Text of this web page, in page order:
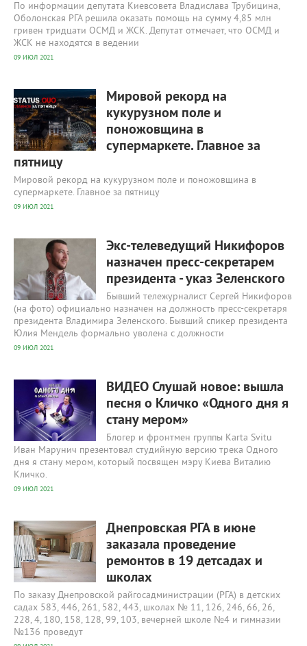
По информации депутата Киевсовета Владислава Трубицина,
Оболонская РГА решила оказать помощь на сумму 4,85 млн
гривен тридцати ОСМД и ЖСК. Депутат отмечает, что ОСМД и
ЖСК не находятся в ведении
09 ИЮЛ 2021
Мировой рекорд на
кукурузном поле и
поножовщина в
супермаркете. Главное за
пятницу
Мировой рекорд на кукурузном поле и поножовщина в
супермаркете. Главное за пятницу
09 ИЮЛ 2021
Экс-телеведущий Никифоров
назначен пресс-секретарем
президента - указ Зеленского
Бывший тележурналист Сергей Никифоров
(на фото) официально назначен на должность пресс-секретаря
президента Владимира Зеленского. Бывший спикер президента
Юлия Мендель формально уволена с должности
09 ИЮЛ 2021
ВИДЕО Слушай новое: вышла
песня о Кличко «Одного дня я
стану мером»
Блогер и фронтмен группы Karta Svitu
Иван Марунич презентовал студийную версию трека Одного
дня я стану мером, который посвящен мэру Киева Виталию
Кличко.
09 ИЮЛ 2021
Днепровская РГА в июне
заказала проведение
ремонтов в 19 детсадах и
школах
По заказу Днепровской райгосадминистрации (РГА) в детских
садах 583, 446, 261, 582, 443, школах № 11, 126, 246, 66, 26,
228, 4, 180, 158, 128, 99, 103, вечерней школе №4 и гимназии
№136 проведут